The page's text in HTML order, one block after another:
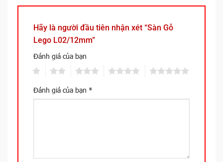
Hãy là người đầu tiên nhận xét “Sàn Gỗ
Lego L02/12mm”
Đánh giá của bạn
Đánh giá của bạn *